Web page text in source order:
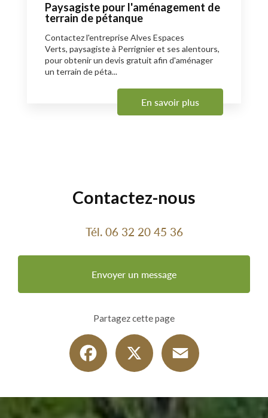
Paysagiste pour l'aménagement de
terrain de pétanque
Contactez l'entreprise Alves Espaces
Verts, paysagiste à Perrignier et ses alentours,
pour obtenir un devis gratuit afin d'aménager
un terrain de péta...
En savoir plus
Contactez-nous
Tél. 06 32 20 45 36
Envoyer un message
Partagez cette page
Facebook